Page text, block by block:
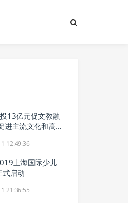
13亿元促文教融
进主流文化和高雅
12:49:36
上海国际少儿
式启动
21:36:55